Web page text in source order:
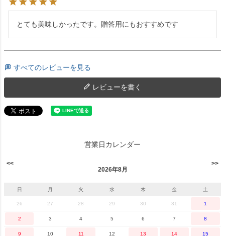
とても美味しかったです。贈答用にもおすすめです
すべてのレビューを見る
レビューを書く
営業日カレンダー
2026年8月
日 月 火 水 木 金 土
26 27 28 29 30 31 1
2 3 4 5 6 7 8
9 10 11 12 13 14 15